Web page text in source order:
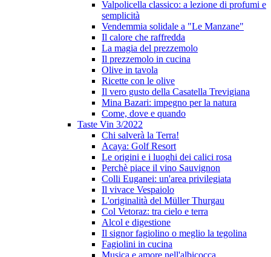
Valpolicella classico: a lezione di profumi e
semplicità
Vendemmia solidale a "Le Manzane"
Il calore che raffredda
La magia del prezzemolo
Il prezzemolo in cucina
Olive in tavola
Ricette con le olive
Il vero gusto della Casatella Trevigiana
Mina Bazari: impegno per la natura
Come, dove e quando
Taste Vin 3/2022
Chi salverà la Terra!
Acaya: Golf Resort
Le origini e i luoghi dei calici rosa
Perchè piace il vino Sauvignon
Colli Euganei: un'area privilegiata
Il vivace Vespaiolo
L'originalità del Müller Thurgau
Col Vetoraz: tra cielo e terra
Alcol e digestione
Il signor fagiolino o meglio la tegolina
Fagiolini in cucina
Musica e amore nell'albicocca